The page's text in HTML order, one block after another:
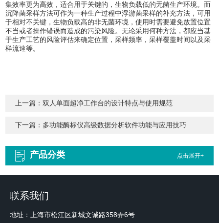
集效率更为高效，适合用于关键的，生物负载低的无菌生产环境。而
沉降菌采样方法可作为一种生产过程中浮游菌采样的补充方法，可用
于相对不关键，生物负载高的非无菌环境，使用时需要避免放置位置
不当或者操作错误而造成的污染风险。无论采用何种方法，都应当基
于生产工艺的风险评估来确定位置，采样频率，采样覆盖时间以及采
样流速等。
上一篇：双人单面超净工作台的设计特点与使用规范
下一篇： 多功能酶标仪高级数据分析软件功能与应用技巧
产品分类 点击展开+
联系我们
地址：上海市松江区新城文诚路358弄6号